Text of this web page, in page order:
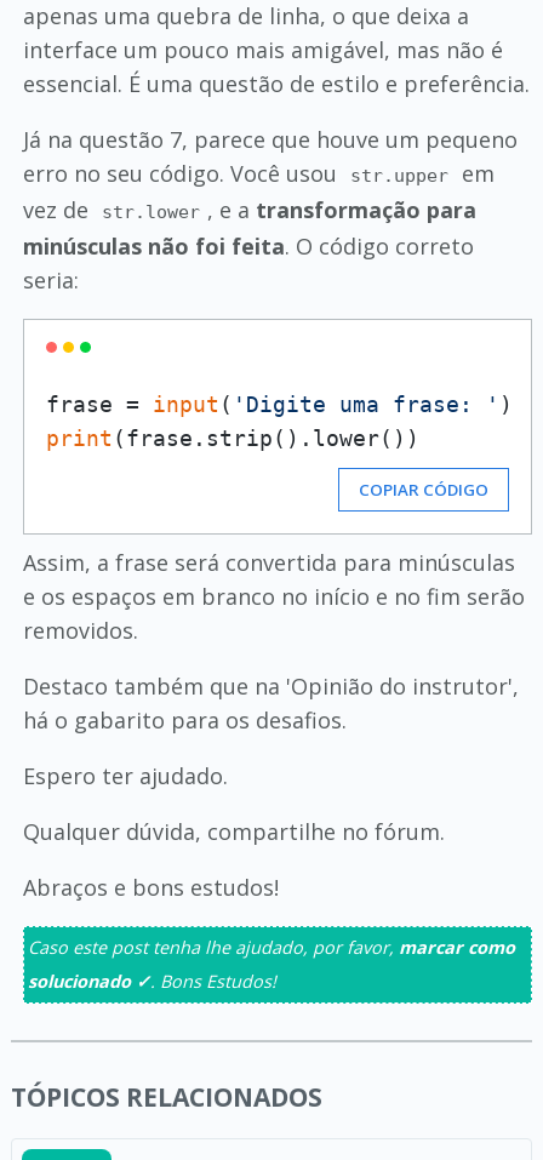
apenas uma quebra de linha, o que deixa a
interface um pouco mais amigável, mas não é
essencial. É uma questão de estilo e preferência.
Já na questão 7, parece que houve um pequeno
erro no seu código. Você usou
str.upper
em
vez de
str.lower , e a transformação para
minúsculas não foi feita. O código correto
seria:
frase = input ( 'Digite uma frase: '
print
COPIAR CÓDIGO
Assim, a frase será convertida para minúsculas
e os espaços em branco no início e no fim serão
removidos.
Destaco também que na 'Opinião do instrutor',
há o gabarito para os desafios.
Espero ter ajudado.
Qualquer dúvida, compartilhe no fórum.
Abraços e bons estudos!
Caso este post tenha lhe ajudado, por favor, marcar como
solucionado ✓. Bons Estudos!
TÓPICOS RELACIONADOS